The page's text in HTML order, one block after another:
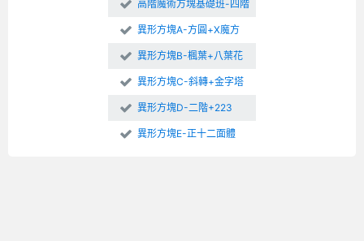
高階魔術方塊基礎班-四階
異形方塊A-方圓+X魔方
異形方塊B-楓葉+八葉花
異形方塊C-斜轉+金字塔
異形方塊D-二階+223
異形方塊E-正十二面體